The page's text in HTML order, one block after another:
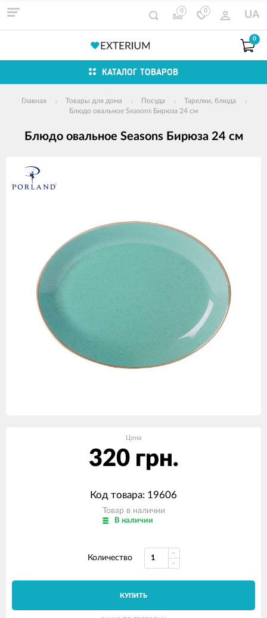
0 0 UA
0
КАТАЛОГ ТОВАРОВ
Главная Товары для дома Посуда
Тарелки, блюда
Блюдо овальное Seasons Бирюза 24 см
Блюдо овальное Seasons Бирюза 24 см
Изображения
товаров
Цена
320 грн.
Код товара: 19606
Товар в наличии
В наличии
Количество
КУПИТЬ